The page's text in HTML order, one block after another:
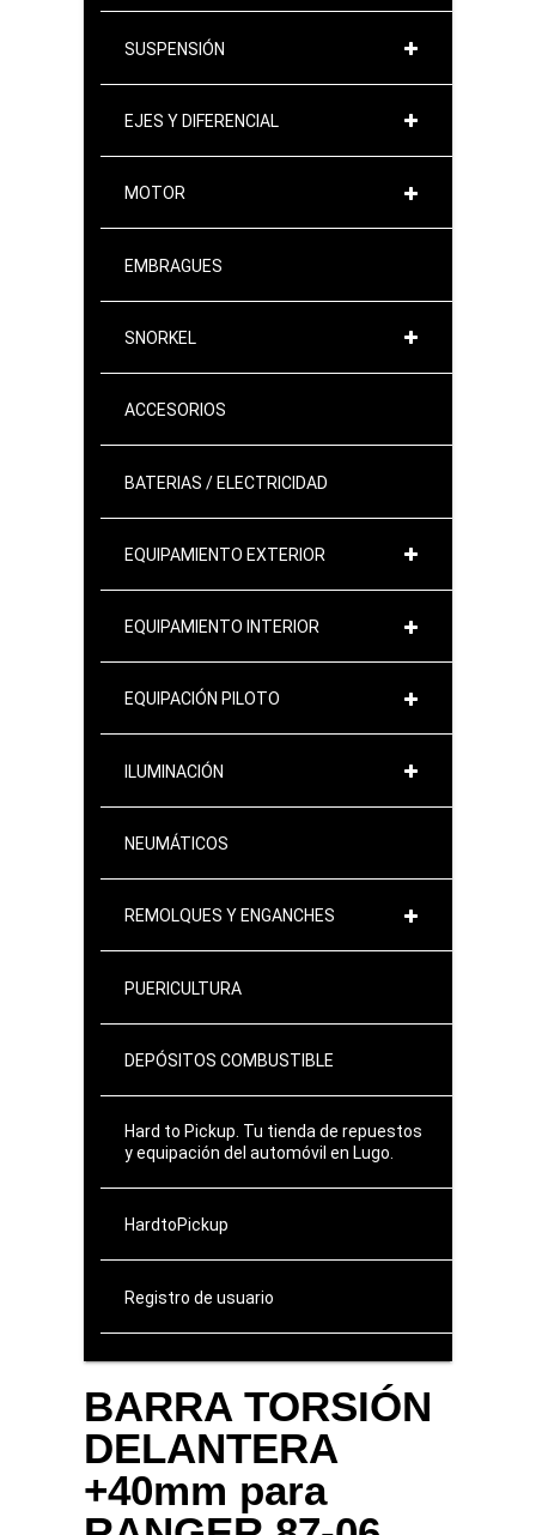
SUSPENSIÓN
EJES Y DIFERENCIAL
MOTOR
EMBRAGUES
SNORKEL
ACCESORIOS
BATERIAS / ELECTRICIDAD
EQUIPAMIENTO EXTERIOR
EQUIPAMIENTO INTERIOR
EQUIPACIÓN PILOTO
ILUMINACIÓN
NEUMÁTICOS
REMOLQUES Y ENGANCHES
PUERICULTURA
DEPÓSITOS COMBUSTIBLE
Hard to Pickup. Tu tienda de repuestos
y equipación del automóvil en Lugo.
HardtoPickup
Registro de usuario
BARRA TORSIÓN
DELANTERA
+40mm para